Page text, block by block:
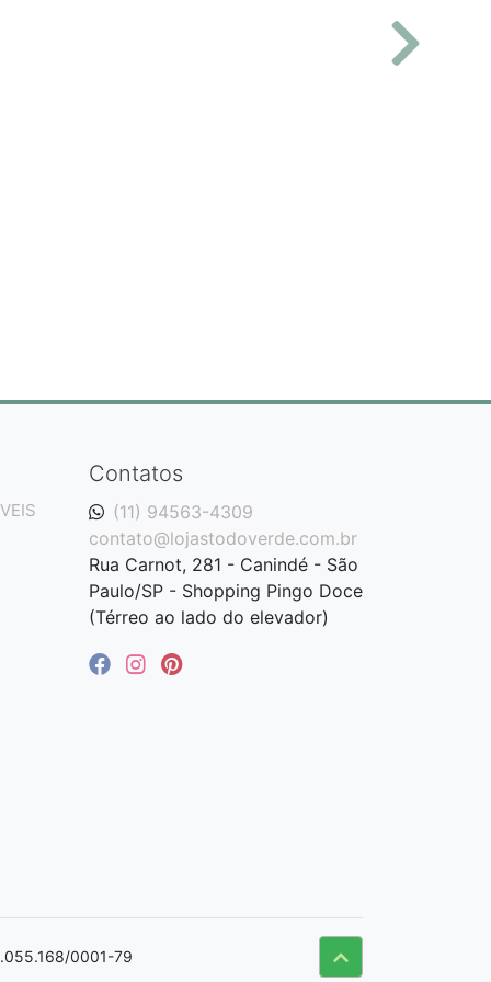
Contatos
(11) 94563-4309
contato@lojastodoverde.com.br
Rua Carnot, 281 - Canindé - São
Paulo/SP - Shopping Pingo Doce
(Térreo ao lado do elevador)
0001-79